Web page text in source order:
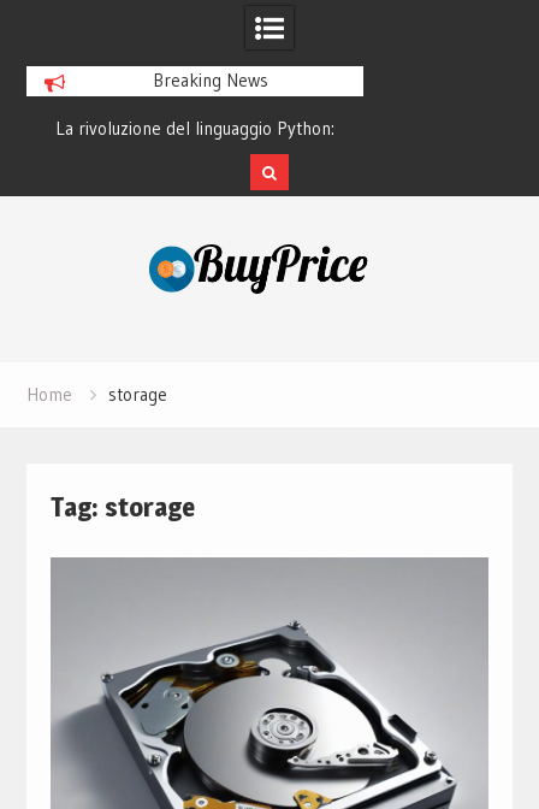
Breaking News
La rivoluzione del linguaggio Python:
perché tutti lo studiano
Home storage
Tag: storage